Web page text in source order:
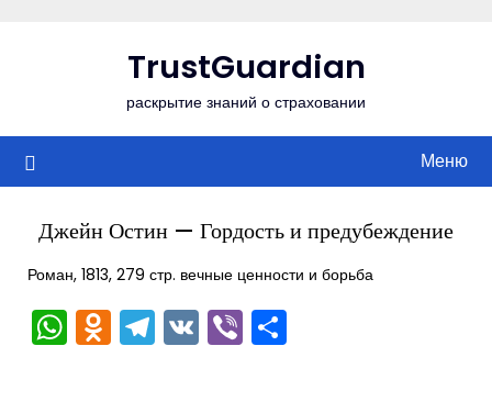
TrustGuardian
раскрытие знаний о страховании
Меню
Джейн Остин — Гордость и предубеждение
Роман, 1813, 279 стр. вечные ценности и борьба
WhatsApp
Odnoklassniki
Telegram
VKViber